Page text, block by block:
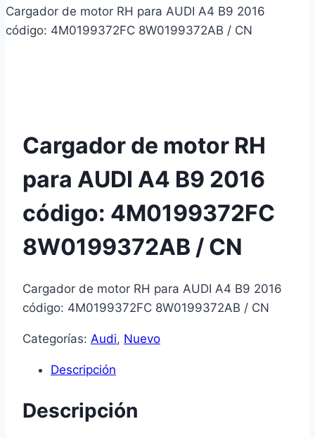
Cargador de motor RH para AUDI A4 B9 2016
código: 4M0199372FC 8W0199372AB / CN
Cargador de motor RH
para AUDI A4 B9 2016
código: 4M0199372FC
8W0199372AB / CN
Cargador de motor RH para AUDI A4 B9 2016
código: 4M0199372FC 8W0199372AB / CN
Categorías: Audi, Nuevo
Descripción
Descripción